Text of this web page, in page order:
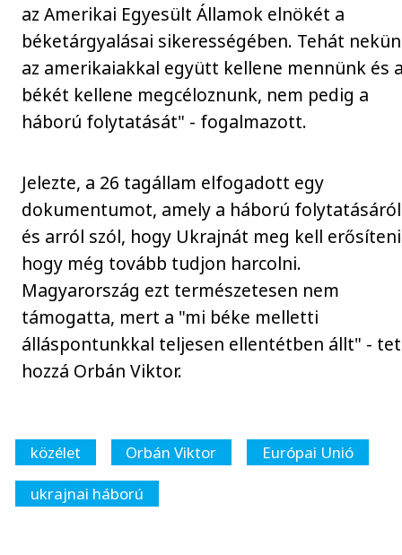
az Amerikai Egyesült Államok elnökét a
béketárgyalásai sikerességében. Tehát
az amerikaiakkal együtt kellene mennünk és
békét kellene megcéloznunk, nem pedig a
háború folytatását" - fogalmazott.
Jelezte, a 26 tagállam elfogadott egy
dokumentumot, amely a háború folytatásáról
és arról szól, hogy Ukrajnát meg kell
hogy még tovább tudjon harcolni.
Magyarország ezt természetesen nem
támogatta, mert a "mi béke melletti
álláspontunkkal teljesen ellentétben állt" -
hozzá Orbán Viktor.
közélet Orbán Viktor
Európai Unió
ukrajnai háború